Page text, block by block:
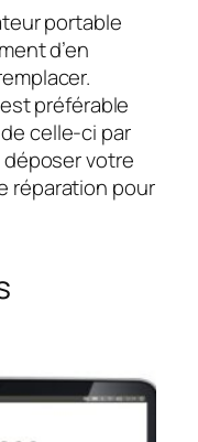
portable
d’en
préférable
celle-ci par
votre
réparation pour